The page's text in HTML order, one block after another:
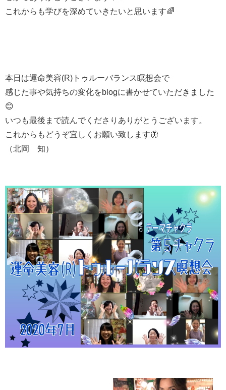
これからも学びを深めていきたいと思います🌈
本日は運命美容(R)トゥルーバランス瞑想会で
感じた事や気持ちの変化をblogに書かせていただきました
😊
いつも最後まで読んでくださりありがとうございます。
これからもどうぞ宜しくお願い致します🦋
（北岡 知）